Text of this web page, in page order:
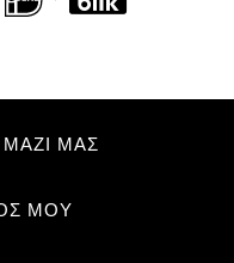
ΜΑΣ
ΜΟΥ